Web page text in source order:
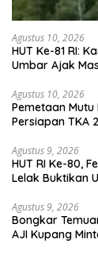
Agustus 10, 2026
HUT Ke-81 RI:
Umbar Ajak
Agustus 10, 2026
Pemetaan Mutu
Persiapan TKA
Agustus 9, 2026
HUT RI Ke-80,
Lelak Buktikan
Agustus 9, 2026
Bongkar
AJI Kupang